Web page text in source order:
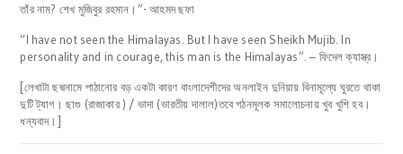
তাঁর নাম? শেখ মুজিবুর রহমান।”- আহমদ ছফা
“I have not seen the Himalayas. But I have seen Sheikh Mujib. In
personality and in courage, this man is the Himalayas”. – ফিদেল ক্যাস্ত্র।
[লেখাটা ছদ্মনামে পাঠানোর বড় একটা কারণ বাংলাদেশীদের অনলাইন দুনিয়ায় বিনামূল্যে ঘুরতে থাকা
দুটি ট্যাগ। ছাগু (রাজাকার ) / ভাদা (ভারতীয় দালাল)তবে গঠনমূলক সমালোচনায় খুব খুশি হব।
ধন্যবাদ।]